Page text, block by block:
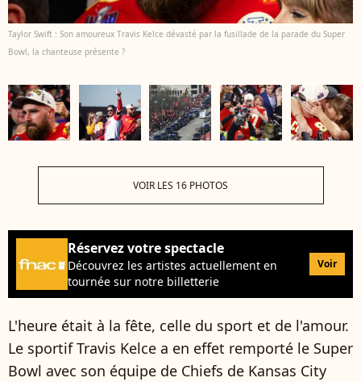
Taylor Swift : Son amoureux Travis Kelce dévasté par la fusillade de la parade du Super
Bowl, la chanteuse présente ?
VOIR LES 16 PHOTOS
Réservez votre spectacle
Découvrez les artistes actuellement en
tournée sur notre billetterie
Voir
L'heure était à la fête, celle du sport et de l'amour.
Le sportif Travis Kelce a en effet remporté le Super
Bowl avec son équipe de Chiefs de Kansas City